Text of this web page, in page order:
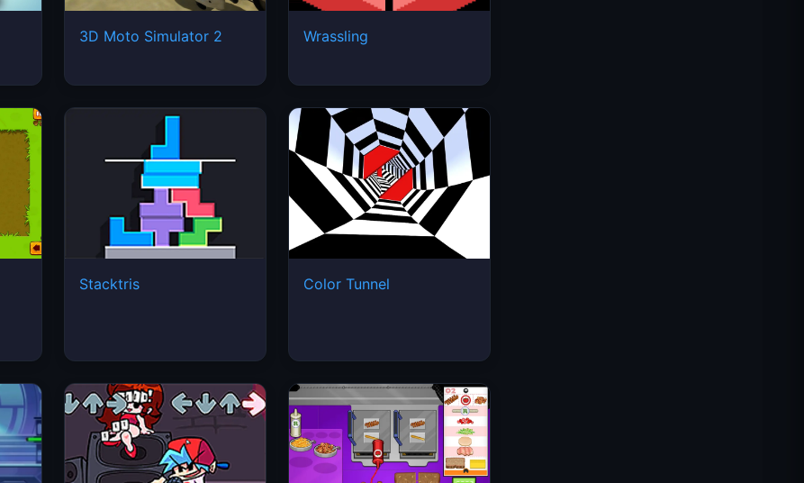
3D Moto Simulator 2 Wrassling
Stacktris Color Tunnel